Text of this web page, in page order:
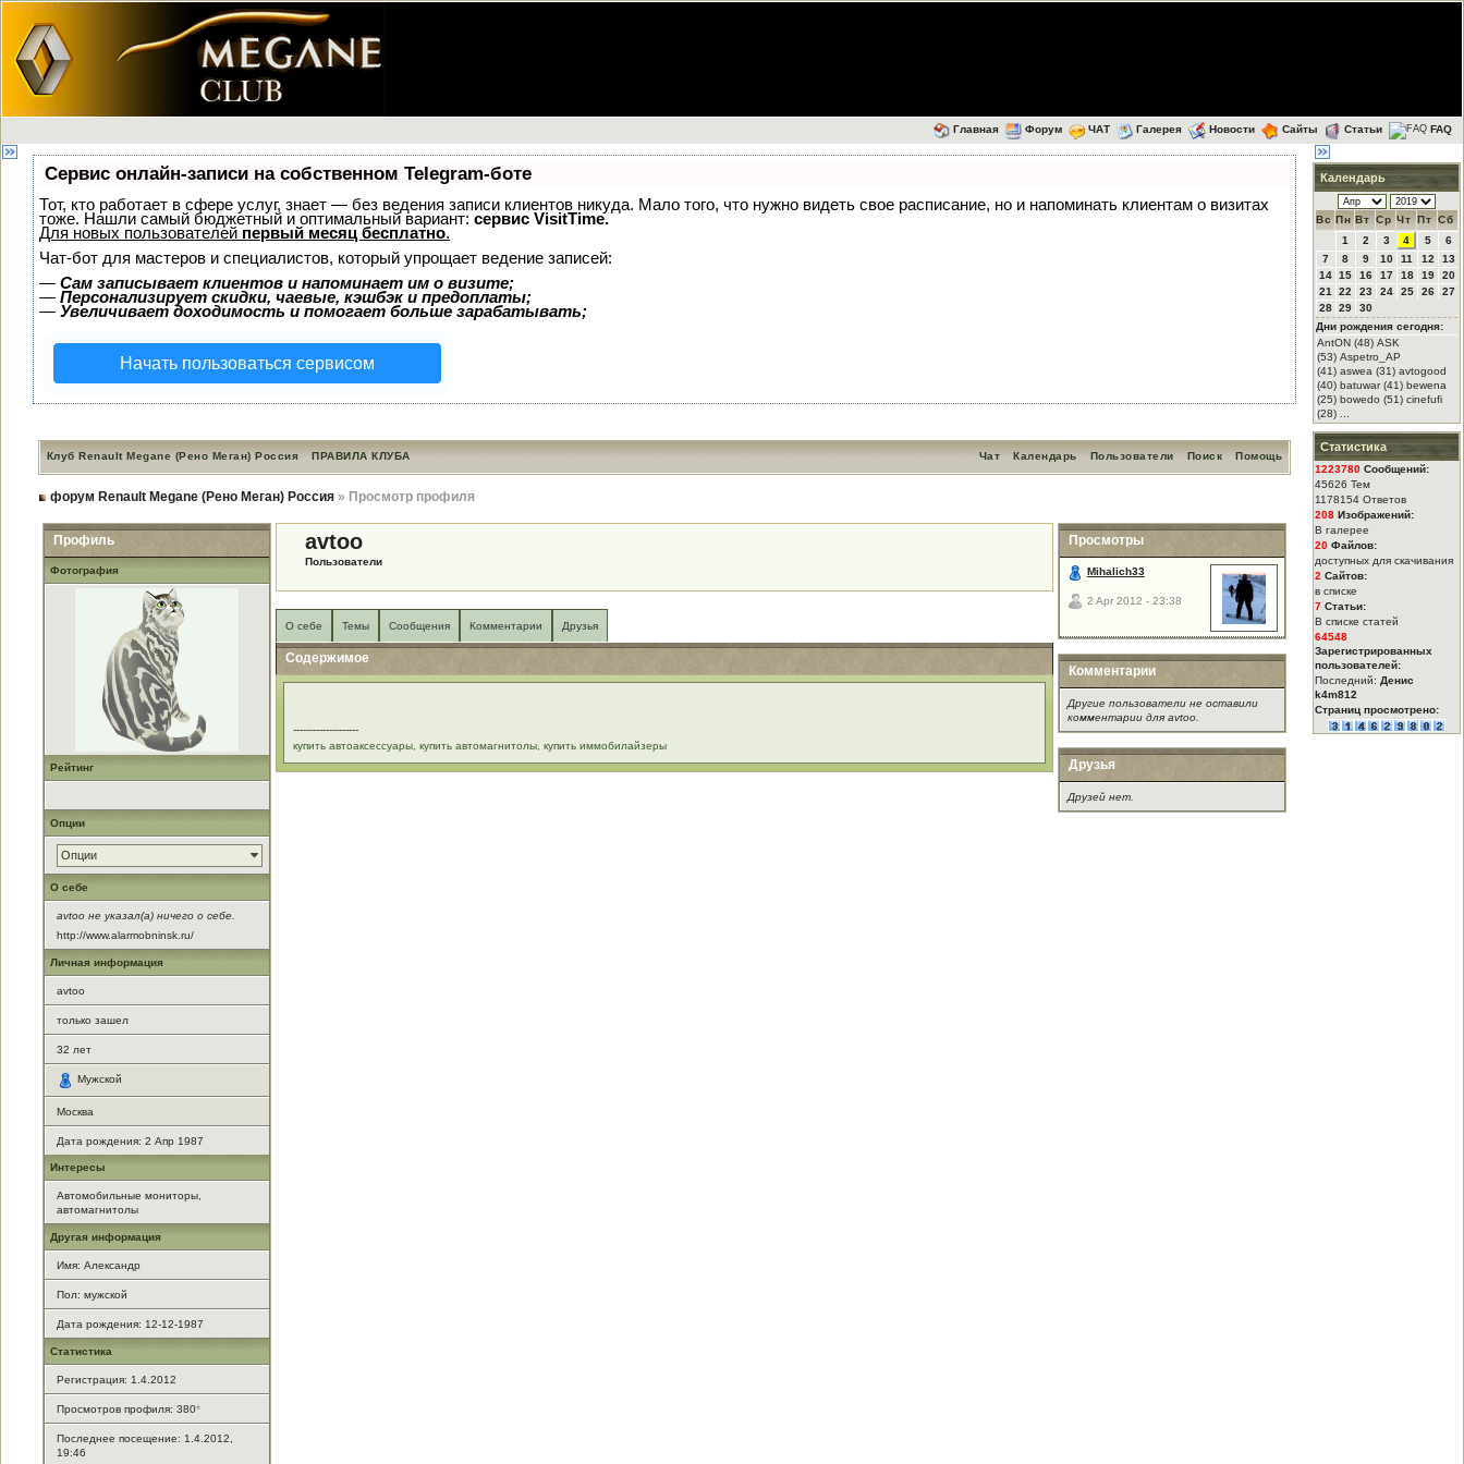
Главная Форум ЧАТ Галерея Новости Сайты Статьи FAQ
Сервис онлайн-записи на собственном Telegram-боте
Тот, кто работает в сфере услуг, знает — без ведения записи клиентов никуда. Мало того, что нужно видеть свое расписание, но и напоминать клиентам о визитах
тоже. Нашли самый бюджетный и оптимальный вариант: сервис VisitTime.
Для новых пользователей первый месяц бесплатно.
Чат-бот для мастеров и специалистов, который упрощает ведение записей:
— Сам записывает клиентов и напоминает им о визите;
— Персонализирует скидки, чаевые, кэшбэк и предоплаты;
— Увеличивает доходимость и помогает больше зарабатывать;
Начать пользоваться сервисом
Клуб Renault Megane (Рено Меган) Россия ПРАВИЛА КЛУБА Помощь
Поиск
Пользователи
Календарь
Чат
форум Renault Megane (Рено Меган) Россия» Просмотр профиля
Профиль
Фотография
Рейтинг
Опции
Опции
О себе
avtoo не указал(а) ничего о себе.
http://www.alarmobninsk.ru/
Личная информация
avtoo
только зашел
32 лет
Мужской
Москва
Дата рождения: 2 Апр 1987
Интересы
Автомобильные мониторы,
автомагнитолы
Другая информация
Имя: Александр
Пол: мужской
Дата рождения: 12-12-1987
Статистика
Регистрация: 1.4.2012
Просмотров профиля: 380*
Последнее посещение: 1.4.2012,
19:46
avtoo
Пользователи
О себе Темы Сообщения Комментарии Друзья
Содержимое
--------------------
купить автоаксессуары, купить автомагнитолы, купить иммобилайзеры
Просмотры
Mihalich33
2 Apr 2012 - 23:38
Комментарии
Другие пользователи не оставили
комментарии для avtoo.
Друзья
Друзей нет.
Календарь
Вс Пн Вт Ср Чт Пт Сб
1
2 3 4 5
6
7
8 9 10 11 12
13
14 15 16 17 18 19
20
21
22 23 24 25 26
27
28 29
30
Дни рождения сегодня:
AntON (48) ASK
(53) Aspetro_AP
(41) aswea (31) avtogood
(40) batuwar (41) bewena
(25) bowedo (51) cinefufi
(28) ...
Статистика
1223780 Сообщений:
45626 Тем
1178154 Ответов
208 Изображений:
В галерее
20 Файлов:
доступных для скачивания
2 Сайтов:
в списке
7 Статьи:
В списке статей
64548
Зарегистрированных
пользователей:
Последний: Денис
k4m812
Страниц просмотрено: